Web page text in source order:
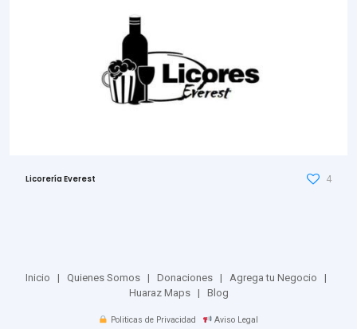
Licorería Everest 4
Inicio | Quienes Somos | Donaciones | Agrega tu Negocio |
Huaraz Maps| Blog
Politicas de Privacidad Aviso Legal